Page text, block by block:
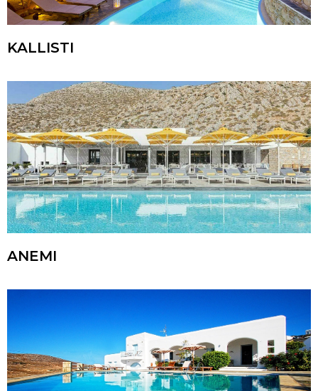
KALLISTI
ANEMI